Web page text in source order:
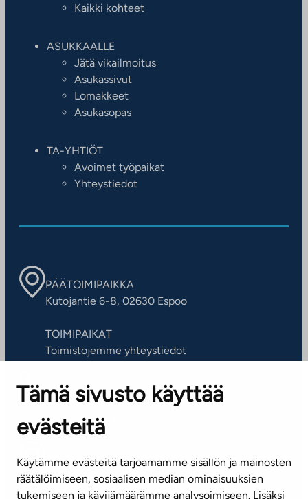
Tämä sivusto käyttää
evästeitä
Käytämme evästeitä tarjoamamme sisällön ja mainosten
räätälöimiseen, sosiaalisen median ominaisuuksien
tukemiseen ja kävijämäärämme analysoimiseen. Lisäksi
Kaikki kohteet
ASUKKAALLE
Jätä vikailmoitus
Asukassivut
Lomakkeet
Asukasopas
TA-YHTIÖT
Avoimet työpaikat
Yhteystiedot
PÄÄTOIMIPAIKKA
Kutojantie 6-8, 02630 Espoo
TOIMIPAIKAT
Toimistojemme yhteystiedot
ASIAKASPALVELUKESKUS
Puh. 045 7734 3777
(arkisin klo 8-16)
info@ta.fi